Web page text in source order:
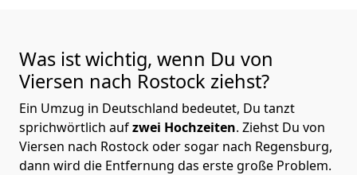
Was ist wichtig, wenn Du von
Viersen nach Rostock ziehst?
Ein Umzug in Deutschland bedeutet, Du tanzt
sprichwörtlich aufzwei Hochzeiten. Ziehst Du von
Viersen nach Rostock oder sogar nach Regensburg,
dann wird die Entfernung das erste große Problem.